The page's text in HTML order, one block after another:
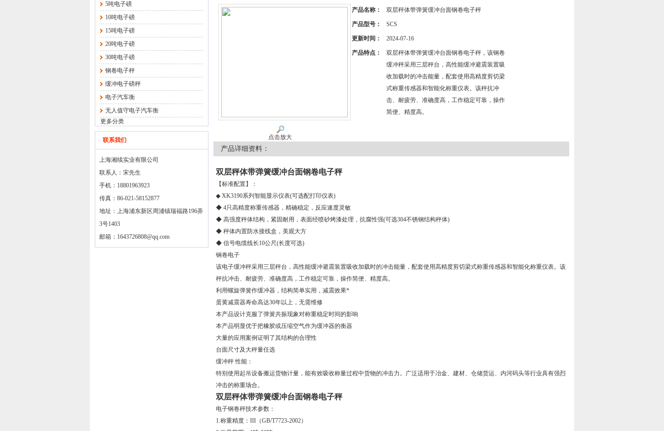
5吨电子磅
10吨电子磅
15吨电子磅
20吨电子磅
30吨电子磅
钢卷电子秤
缓冲电子磅秤
电子汽车衡
无人值守电子汽车衡
更多分类
联系我们
上海湘续实业有限公司
联系人：宋先生
手机：18801963923
传真：86-021-58152877
地址：上海浦东新区周浦镇瑞福路196弄
3号1403
邮箱： 1643726808@qq.com
点击放大
产品名称： 双层秤体带弹簧缓冲台面钢卷电子秤
产品型号： SCS
更新时间： 2024-07-16
产品特点：
双层秤体带弹簧缓冲台面钢卷电子秤，该钢卷
缓冲秤采用三层秤台，高性能缓冲避震装置吸
收加载时的冲击能量，配套使用高精度剪切梁
式称重传感器和智能化称重仪表。该秤抗冲
击、耐疲劳、准确度高，工作稳定可靠，操作
简便、精度高。
产品详细资料：
双层秤体带弹簧缓冲台面钢卷电子秤
【标准配置】：
◆ XK3190系列智能显示仪表(可选配打印仪表)
◆ 4只高精度称重传感器，精确稳定，反应速度灵敏
◆ 高强度秤体结构，紧固耐用，表面经喷砂烤漆处理，抗腐性强(可选304不锈钢结构秤体)
◆ 秤体内置防水接线盒，美观大方
◆ 信号电缆线长10公尺(长度可选)
钢卷电子
该电子缓冲秤采用三层秤台，高性能缓冲避震装置吸收加载时的冲击能量，配套使用高精度剪切梁式称重传感器和智能化称重仪表。该
秤抗冲击、耐疲劳、准确度高，工作稳定可靠，操作简便、精度高。
利用螺旋弹簧作缓冲器，结构简单实用，减震效果*
蛋黄减震器寿命高达30年以上，无需维修
本产品设计克服了弹簧共振现象对称重稳定时间的影响
本产品明显优于把橡胶或压缩空气作为缓冲器的衡器
大量的应用案例证明了其结构的合理性
台面尺寸及大秤量任选
缓冲秤 性能：
特别使用起吊设备搬运货物计量，能有效吸收称量过程中货物的冲击力。广泛适用于冶金、建材、仓储货运、内河码头等行业具有强烈
冲击的称重场合。
双层秤体带弹簧缓冲台面钢卷电子秤
电子钢卷秤技术参数：
1.称重精度：III（GB/T7723-2002）